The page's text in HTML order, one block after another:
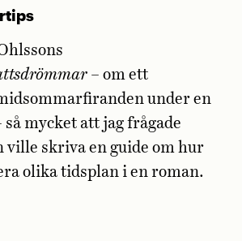
– om ett
under en
mycket att jag frågade
ville skriva en guide om hur
olika tidsplan i en roman.